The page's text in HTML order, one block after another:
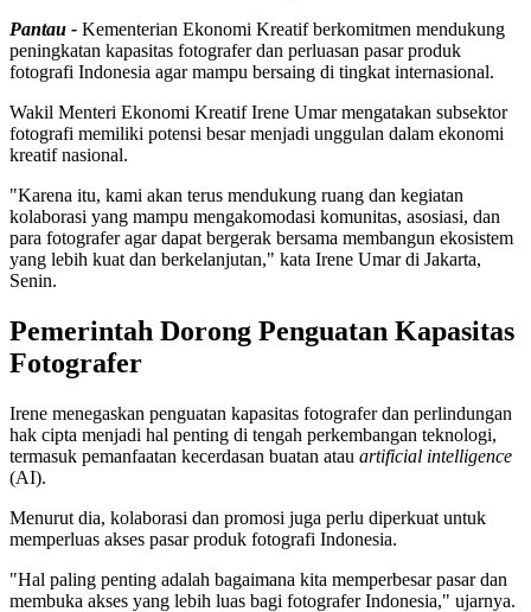
Pantau - Kementerian Ekonomi Kreatif berkomitmen mendukung
peningkatan kapasitas fotografer dan perluasan pasar produk
fotografi Indonesia agar mampu bersaing di tingkat internasional.
Wakil Menteri Ekonomi Kreatif Irene Umar mengatakan subsektor
fotografi memiliki potensi besar menjadi unggulan dalam ekonomi
kreatif nasional.
"Karena itu, kami akan terus mendukung ruang dan kegiatan
kolaborasi yang mampu mengakomodasi komunitas, asosiasi, dan
para fotografer agar dapat bergerak bersama membangun ekosistem
yang lebih kuat dan berkelanjutan," kata Irene Umar di Jakarta,
Senin.
Pemerintah Dorong Penguatan Kapasitas
Fotografer
Irene menegaskan penguatan kapasitas fotografer dan perlindungan
hak cipta menjadi hal penting di tengah perkembangan teknologi,
termasuk pemanfaatan kecerdasan buatan atau artificial intelligence
(AI).
Menurut dia, kolaborasi dan promosi juga perlu diperkuat untuk
memperluas akses pasar produk fotografi Indonesia.
"Hal paling penting adalah bagaimana kita memperbesar pasar dan
membuka akses yang lebih luas bagi fotografer Indonesia," ujarnya.